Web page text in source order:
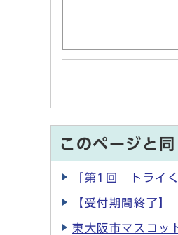
このページと
「第1回 トライ
【受付期間終了
東大阪市マスコッ